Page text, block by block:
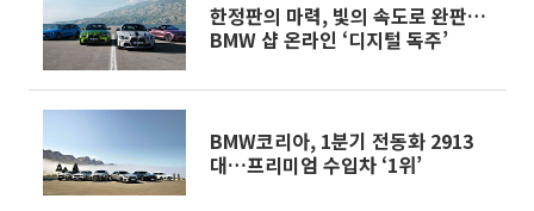
한정판의 마력, 빛의 속도로 완판…
BMW 샵 온라인 ‘디지털 독주’
BMW코리아, 1분기 전동화 2913
대…프리미엄 수입차 ‘1위’